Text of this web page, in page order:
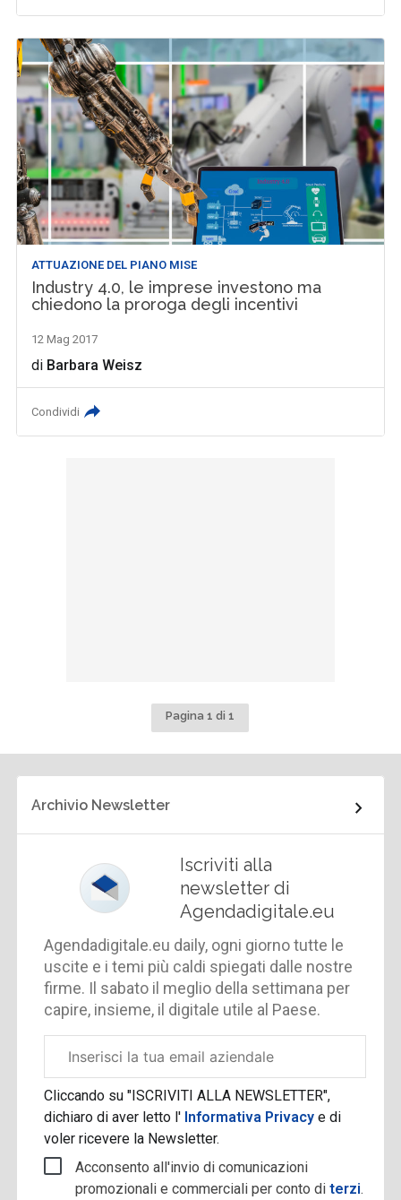
ATTUAZIONE DEL PIANO MISE
Industry 4.0, le imprese investono ma
chiedono la proroga degli incentivi
12 Mag 2017
di Barbara Weisz
Condividi
Pagina 1 di 1
Archivio Newsletter
Iscriviti alla
newsletter di
Agendadigitale.eu
Agendadigitale.eu daily, ogni giorno tutte le
uscite e i temi più caldi spiegati dalle nostre
firme. Il sabato il meglio della settimana per
capire, insieme, il digitale utile al Paese.
aziendale
Cliccando su "ISCRIVITI ALLA NEWSLETTER",
dichiaro di aver letto l' Informativa Privacye di
voler ricevere la Newsletter.
Acconsento all'invio di comunicazioni
promozionali e commerciali per conto diterzi.